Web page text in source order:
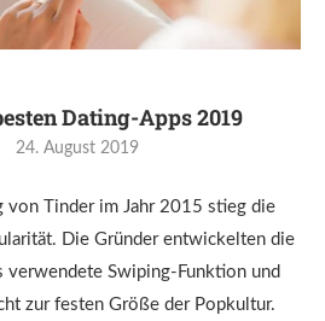
Dating-Apps 2019
24. August 2019
von Tinder im Jahr 2015 stieg die
Die Gründer entwickelten die
verwendete Swiping-Funktion und
zur festen Größe der Popkultur.